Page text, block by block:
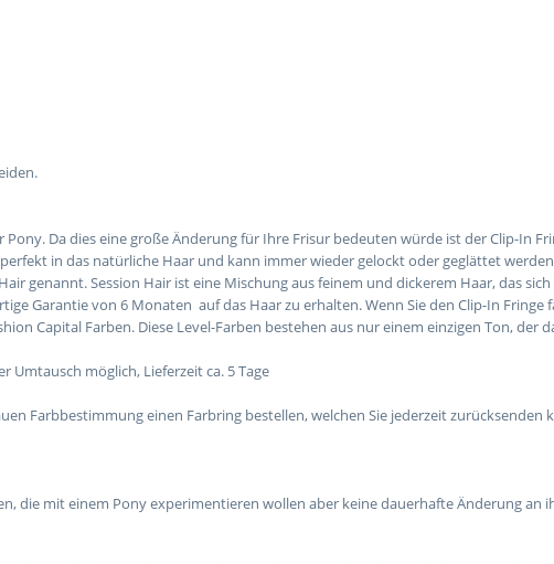
Da dies eine große Änderung für Ihre Frisur bedeuten würde ist der Clip-In
in das natürliche Haar und kann immer wieder gelockt oder geglättet
genannt. Session Hair ist eine Mischung aus feinem und dickerem Haar, das
Garantie von 6 Monaten auf das Haar zu erhalten. Wenn Sie den Clip-In
Capital Farben. Diese Level-Farben bestehen aus nur einem einzigen Ton, der
Umtausch möglich, Lieferzeit ca. 5 Tage
Farbbestimmung einen Farbring bestellen, welchen Sie jederzeit zurücksenden
die mit einem Pony experimentieren wollen aber keine dauerhafte Änderung an